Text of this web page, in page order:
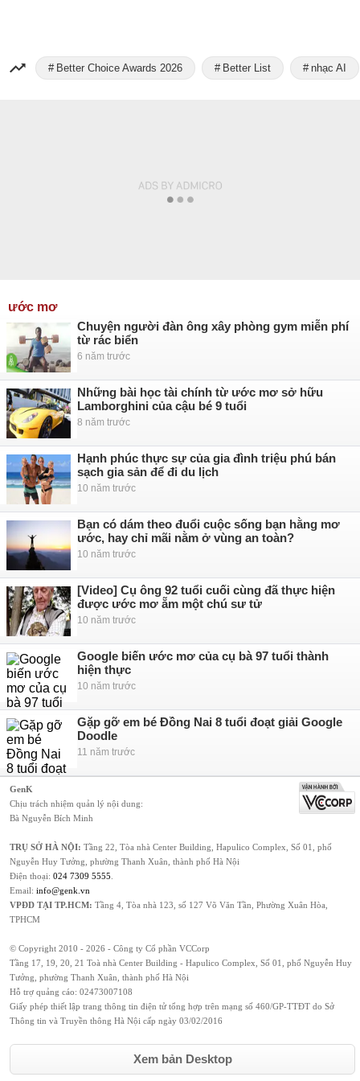
Better Choice Awards 2026 Better List nhạc AI
ước mơ
Chuyện người đàn ông xây phòng gym miễn phí
từ rác biển
6 năm trước
Những bài học tài chính từ ước mơ sở hữu
Lamborghini của cậu bé 9 tuổi
8 năm trước
Hạnh phúc thực sự của gia đình triệu phú bán
sạch gia sản để đi du lịch
10 năm trước
Bạn có dám theo đuổi cuộc sống bạn hằng mơ
ước, hay chỉ mãi nằm ở vùng an toàn?
10 năm trước
[Video] Cụ ông 92 tuổi cuối cùng đã thực hiện
được ước mơ ẵm một chú sư tử
10 năm trước
Google biến ước mơ của cụ bà 97 tuổi thành
hiện thực
10 năm trước
Gặp gỡ em bé Đồng Nai 8 tuổi đoạt giải Google
Doodle
11 năm trước
GenK
Chịu trách nhiệm quản lý nội dung:
Bà Nguyễn Bích Minh
TRỤ SỞ HÀ NỘI: Tầng 22, Tòa nhà Center Building, Hapulico Complex, Số 01, phố
Nguyễn Huy Tưởng, phường Thanh Xuân, thành phố Hà Nội
Điện thoại: 024 7309 5555
Email: info@genk.vn
VPĐD TẠI TP.HCM: Tầng 4, Tòa nhà 123, số 127 Võ Văn Tần, Phường Xuân Hòa,
TPHCM
© Copyright 2010 - 2026 - Công ty Cổ phần VCCorp
Tầng 17, 19, 20, 21 Toà nhà Center Building - Hapulico Complex, Số 01, phố Nguyễn Huy
Tưởng, phường Thanh Xuân, thành phố Hà Nội
Hỗ trợ quảng cáo: 02473007108
Giấy phép thiết lập trang thông tin điện tử tổng hợp trên mạng số 460/GP-TTĐT do Sở
Thông tin và Truyền thông Hà Nội cấp ngày 03/02/2016
Xem bản Desktop